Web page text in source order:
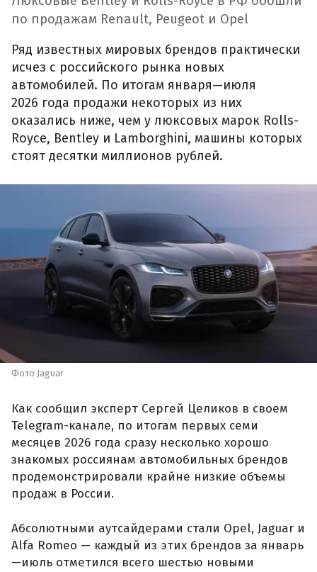
по продажам Renault, Peugeot и Opel
Ряд известных мировых брендов практически
исчез с российского рынка новых
автомобилей. По итогам января—июля
2026 года продажи некоторых из них
оказались ниже, чем у люксовых марок Rolls-
Royce, Bentley и Lamborghini, машины которых
стоят десятки миллионов рублей.
Фото Jaguar
Как сообщил эксперт Сергей Целиков в своем
Telegram-канале, по итогам первых семи
месяцев 2026 года сразу несколько хорошо
знакомых россиянам автомобильных брендов
продемонстрировали крайне низкие объемы
продаж в России.
Абсолютными аутсайдерами стали Opel, Jaguar и
Alfa Romeo — каждый из этих брендов за январь
—июль отметился всего шестью новыми